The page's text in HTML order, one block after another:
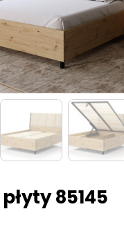
85145